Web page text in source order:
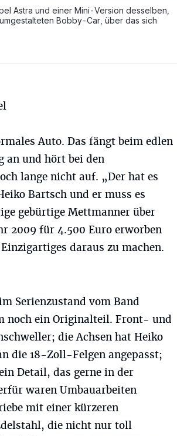
Astra und einer Mini-Version desselben,
Bobby-Car, über das sich
Auto. Das fängt beim edlen
und hört bei den
lange nicht auf. „Der hat es
Bartsch und er muss es
gebürtige Mettmanner über
2009 für 4.500 Euro erworben
daraus zu machen.
Serienzustand vom Band
noch ein Originalteil. Front- und
die Achsen hat Heiko
die 18-Zoll-Felgen angepasst;
Detail, das gerne in der
waren Umbauarbeiten
mit einer kürzeren
die nicht nur toll